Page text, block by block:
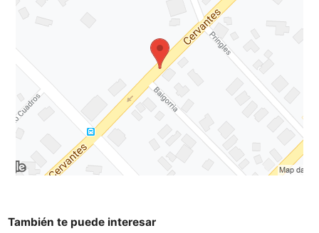
También te puede interesar